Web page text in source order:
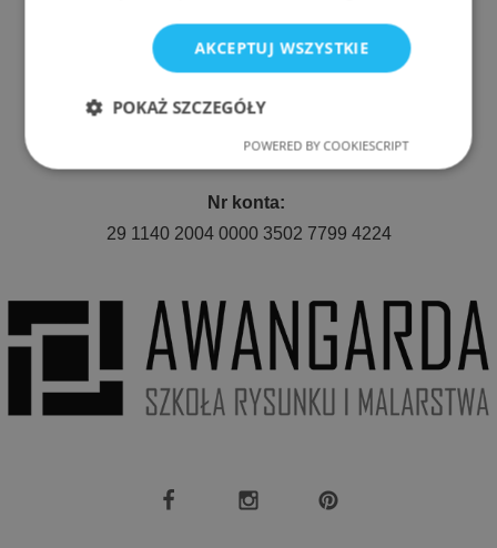
511 080 423
E-mail:
awangarda.roda@gmail.com
Nr konta:
29 1140 2004 0000 3502 7799 4224
AKCEPTUJ WSZYSTKIE
POKAŻ SZCZEGÓŁY
Wydajność
Targetowanie Funkcjonalność
Niezbędne Wydajność
Targetowanie
podstawowych funkcji strony internetowej, takich
jak logowanie użytkownika i zarządzanie kontem.
POWERED BY COOKIESCRIPT